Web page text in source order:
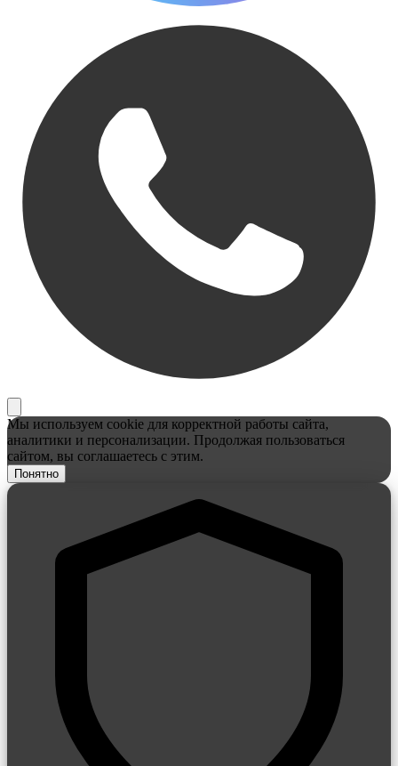
Мы используем cookie для корректной работы сайта,
аналитики и персонализации. Продолжая пользоваться
сайтом, вы соглашаетесь с этим.
Понятно